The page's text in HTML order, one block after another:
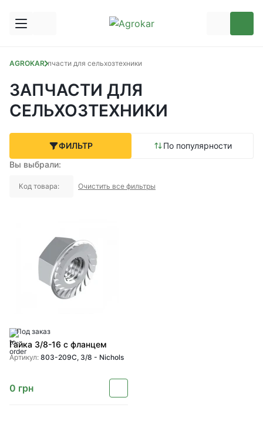
AGROKARЗапчасти для сельхозтехники
ЗАПЧАСТИ ДЛЯ
СЕЛЬХОЗТЕХНИКИ
ФИЛЬТР
По популярности
Вы выбрали:
Код товара: Очистить все фильтры
Под заказ
Гайка 3/8-16 с фланцем
Артикул: 803-209C, 3/8 - Nichols
0 грн